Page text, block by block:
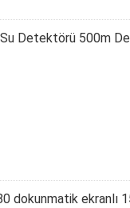
Su Detektörü 500m
dokunmatik ekranlı